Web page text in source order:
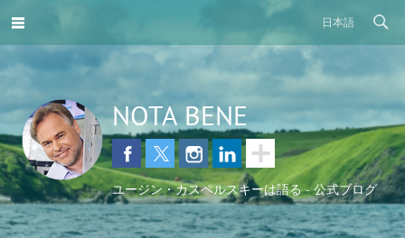
日本語
NOTA BENE
ユージン・カスペルスキーは語る - 公式ブログ